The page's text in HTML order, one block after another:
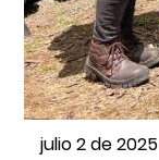
julio 2 de 2025